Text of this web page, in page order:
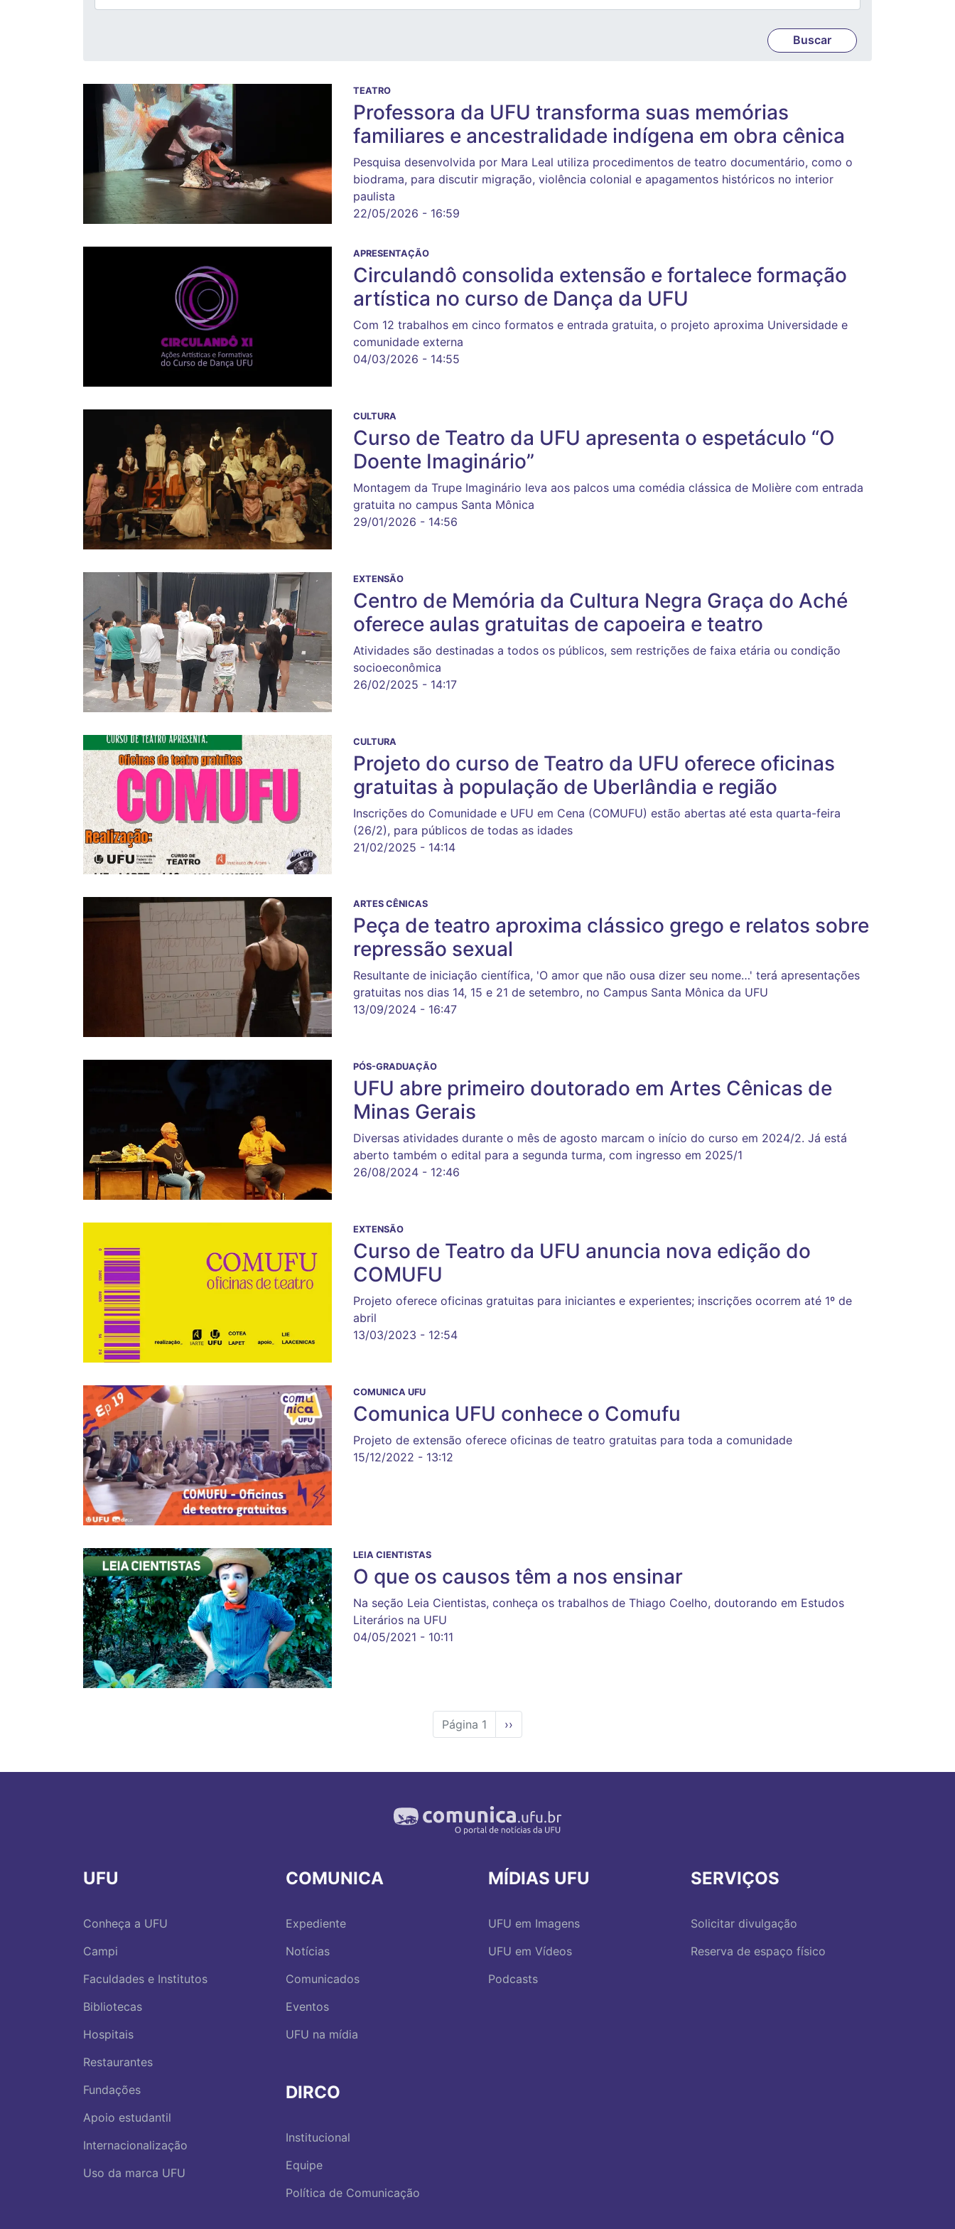
TEATRO
Professora da UFU transforma suas memórias
familiares e ancestralidade indígena em obra cênica
Pesquisa desenvolvida por Mara Leal utiliza procedimentos de teatro documentário, como o
biodrama, para discutir migração, violência colonial e apagamentos históricos no interior
paulista
22/05/2026 - 16:59
APRESENTAÇÃO
Circulandô consolida extensão e fortalece formação
artística no curso de Dança da UFU
Com 12 trabalhos em cinco formatos e entrada gratuita, o projeto aproxima Universidade e
comunidade externa
04/03/2026 - 14:55
CULTURA
Curso de Teatro da UFU apresenta o espetáculo “O
Doente Imaginário”
Montagem da Trupe Imaginário leva aos palcos uma comédia clássica de Molière com entrada
gratuita no campus Santa Mônica
29/01/2026 - 14:56
EXTENSÃO
Centro de Memória da Cultura Negra Graça do Aché
oferece aulas gratuitas de capoeira e teatro
Atividades são destinadas a todos os públicos, sem restrições de faixa etária ou condição
socioeconômica
26/02/2025 - 14:17
CULTURA
Projeto do curso de Teatro da UFU oferece oficinas
gratuitas à população de Uberlândia e região
Inscrições do Comunidade e UFU em Cena (COMUFU) estão abertas até esta quarta-feira
(26/2), para públicos de todas as idades
21/02/2025 - 14:14
ARTES CÊNICAS
Peça de teatro aproxima clássico grego e relatos sobre
repressão sexual
Resultante de iniciação científica, 'O amor que não ousa dizer seu nome…' terá apresentações
gratuitas nos dias 14, 15 e 21 de setembro, no Campus Santa Mônica da UFU
13/09/2024 - 16:47
PÓS-GRADUAÇÃO
UFU abre primeiro doutorado em Artes Cênicas de
Minas Gerais
Diversas atividades durante o mês de agosto marcam o início do curso em 2024/2. Já está
aberto também o edital para a segunda turma, com ingresso em 2025/1
26/08/2024 - 12:46
EXTENSÃO
Curso de Teatro da UFU anuncia nova edição do
COMUFU
Projeto oferece oficinas gratuitas para iniciantes e experientes; inscrições ocorrem até 1º de
abril
13/03/2023 - 12:54
COMUNICA UFU
Comunica UFU conhece o Comufu
Projeto de extensão oferece oficinas de teatro gratuitas para toda a comunidade
15/12/2022 - 13:12
LEIA CIENTISTAS
O que os causos têm a nos ensinar
Na seção Leia Cientistas, conheça os trabalhos de Thiago Coelho, doutorando em Estudos
Literários na UFU
04/05/2021 - 10:11
Página 1
Próxima
página
››
UFU
Conheça a UFU
Campi
Faculdades e Institutos
Bibliotecas
Hospitais
Restaurantes
Fundações
Apoio estudantil
Internacionalização
Uso da marca UFU
COMUNICA
Expediente
Notícias
Comunicados
Eventos
UFU na mídia
DIRCO
Institucional
Equipe
Política de Comunicação
MÍDIAS UFU
UFU em Imagens
UFU em Vídeos
Podcasts
SERVIÇOS
Solicitar divulgação
Reserva de espaço físico